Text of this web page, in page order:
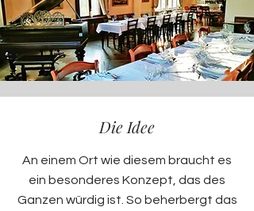
Die Idee
An einem Ort wie diesem braucht es
ein besonderes Konzept, das des
Ganzen würdig ist. So beherbergt das